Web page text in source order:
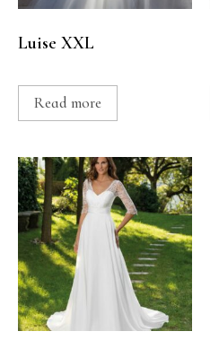
Luise XXL
Read more